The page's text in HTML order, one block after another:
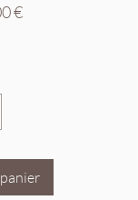
€Prix